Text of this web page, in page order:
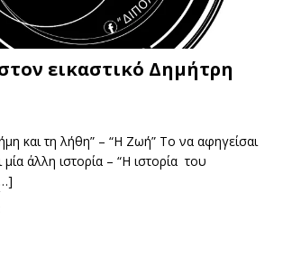
εικαστικό Δημήτρη
και τη λήθη” – “Η Ζωή” Το να αφηγείσαι
άλλη ιστορία – “Η ιστορία του